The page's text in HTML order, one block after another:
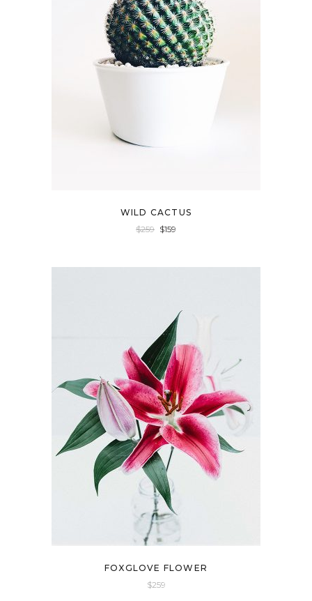
WILD CACTUS
$259 $159
FOXGLOVE FLOWER
$259